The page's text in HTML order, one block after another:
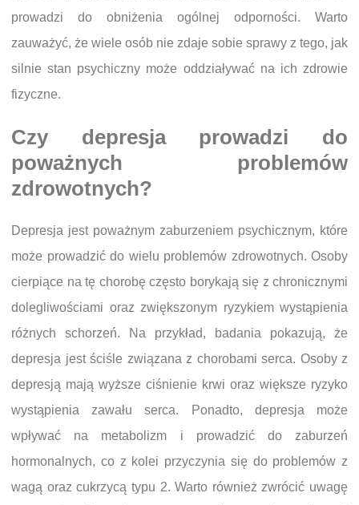
prowadzi do obniżenia ogólnej odporności. Warto
zauważyć, że wiele osób nie zdaje sobie sprawy z tego, jak
silnie stan psychiczny może oddziaływać na ich zdrowie
fizyczne.
Czy depresja prowadzi do
poważnych problemów
zdrowotnych?
Depresja jest poważnym zaburzeniem psychicznym, które
może prowadzić do wielu problemów zdrowotnych. Osoby
cierpiące na tę chorobę często borykają się z chronicznymi
dolegliwościami oraz zwiększonym ryzykiem wystąpienia
różnych schorzeń. Na przykład, badania pokazują, że
depresja jest ściśle związana z chorobami serca. Osoby z
depresją mają wyższe ciśnienie krwi oraz większe ryzyko
wystąpienia zawału serca. Ponadto, depresja może
wpływać na metabolizm i prowadzić do zaburzeń
hormonalnych, co z kolei przyczynia się do problemów z
wagą oraz cukrzycą typu 2. Warto również zwrócić uwagę